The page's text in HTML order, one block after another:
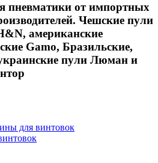
пневматики от импортных
Чешские пули
американские
Gamo, Бразильские,
пули Люман и
для винтовок